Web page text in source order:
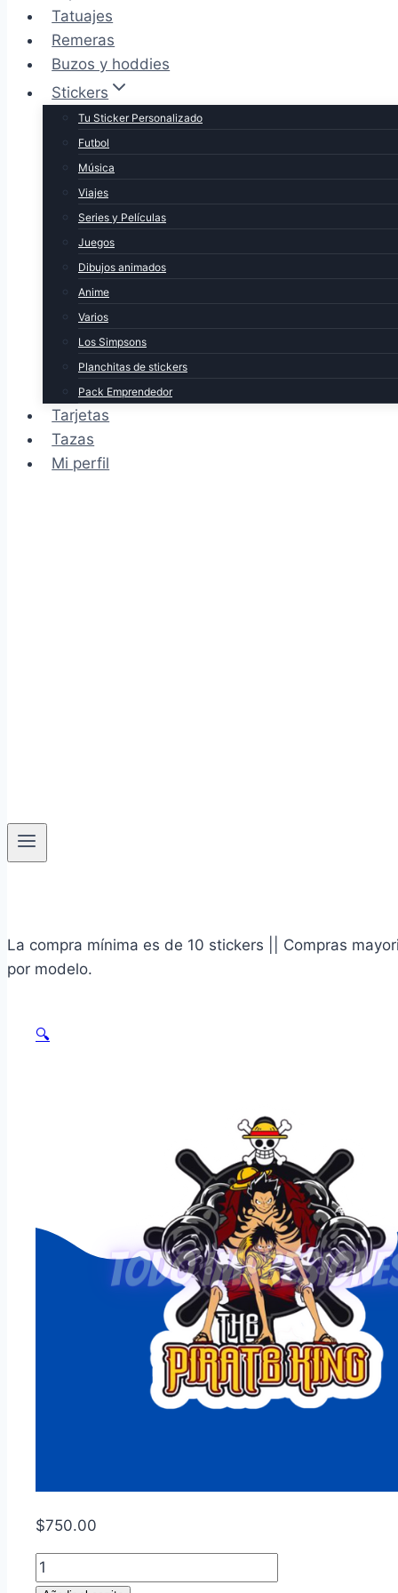
Tatuajes
Remeras
Buzos y hoddies
Stickers
Tu Sticker Personalizado
Futbol
Música
Viajes
Series y Películas
Juegos
Dibujos animados
Anime
Varios
Los Simpsons
Planchitas de stickers
Pack Emprendedor
Tarjetas
Tazas
Mi perfil
La compra mínima es de 10 stickers || Compras
por modelo.
🔍
$750.00
One
Piece